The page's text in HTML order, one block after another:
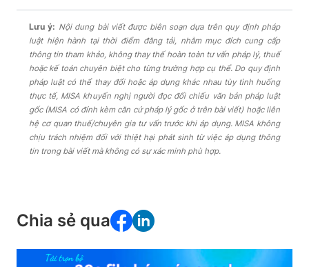
Lưu ý: Nội dung bài viết được biên soạn dựa trên quy định pháp
luật hiện hành tại thời điểm đăng tải, nhằm mục đích cung cấp
thông tin tham khảo, không thay thế hoàn toàn tư vấn pháp lý, thuế
hoặc kế toán chuyên biệt cho từng trường hợp cụ thể. Do quy định
pháp luật có thể thay đổi hoặc áp dụng khác nhau tùy tình huống
thực tế, MISA khuyến nghị người đọc đối chiếu văn bản pháp luật
gốc (MISA có đính kèm căn cứ pháp lý gốc ở trên bài viết) hoặc liên
hệ cơ quan thuế/chuyên gia tư vấn trước khi áp dụng. MISA không
chịu trách nhiệm đối với thiệt hại phát sinh từ việc áp dụng thông
tin trong bài viết mà không có sự xác minh phù hợp.
Chia sẻ qua